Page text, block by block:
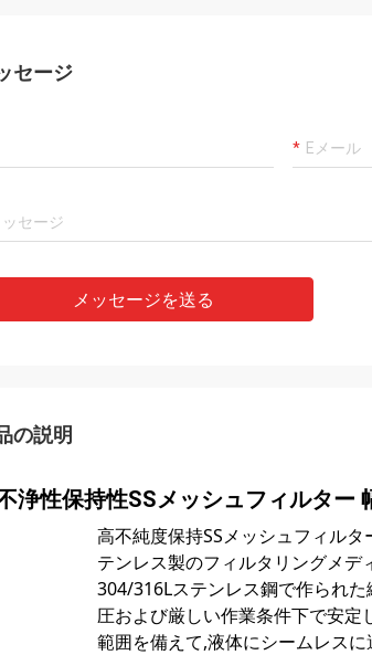
セージ
メッセージを送る
の説明
浄性保持性SSメッシュフィルター
高不純度保持SSメッシュフィル
テンレス製のフィルタリングメ
304/316Lステンレス鋼で作られ
圧および厳しい作業条件下で安
範囲を備えて,液体にシームレス